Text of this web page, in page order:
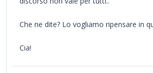
Che ne dite? Lo vogliamo ripensare in
Cia!